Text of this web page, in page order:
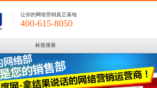
让你的网络营销真正落地
400-615-8050
标签搜索